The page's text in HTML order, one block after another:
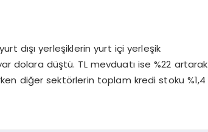
dışı yerleşiklerin yurt içi yerleşik
dolara düştü. TL mevduatı ise %22 artarak
diğer sektörlerin toplam kredi stoku %1,4